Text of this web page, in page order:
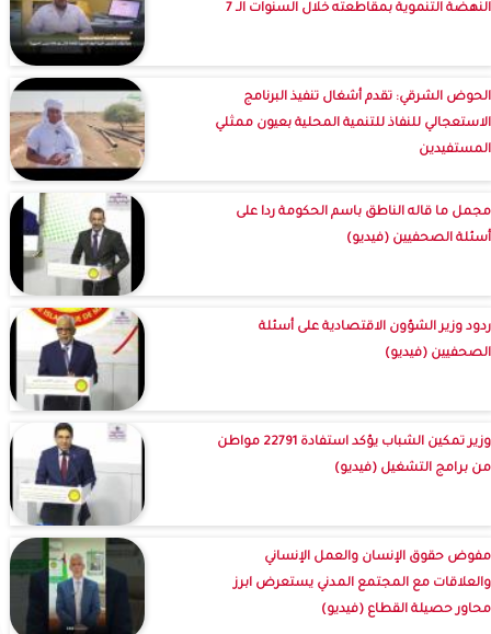
النهضة التنموية بمقاطعته خلال السنوات الـ 7
الحوض الشرقي: تقدم أشغال تنفيذ البرنامج
الاستعجالي للنفاذ للتنمية المحلية بعيون ممثلي
المستفيدين
مجمل ما قاله الناطق باسم الحكومة ردا على
أسئلة الصحفيين (فيديو)
ردود وزير الشؤون الاقتصادية على أسئلة
الصحفيين (فيديو)
وزير تمكين الشباب يؤكد استفادة 22791 مواطن
من برامج التشغيل (فيديو)
مفوض حقوق الإنسان والعمل الإنساني
والعلاقات مع المجتمع المدني يستعرض ابرز
محاور حصيلة القطاع (فيديو)